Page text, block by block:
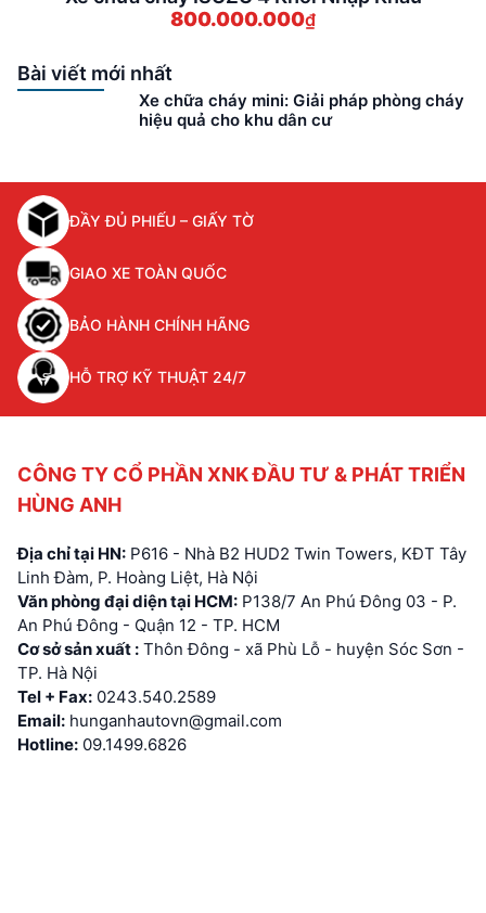
800.000.000₫
Bài viết mới nhất
Xe chữa cháy mini: Giải pháp phòng cháy
hiệu quả cho khu dân cư
ĐẦY ĐỦ PHIẾU – GIẤY TỜ
GIAO XE TOÀN QUỐC
BẢO HÀNH CHÍNH HÃNG
HỖ TRỢ KỸ THUẬT 24/7
CÔNG TY CỔ PHẦN XNK ĐẦU TƯ & PHÁT TRIỂN
HÙNG ANH
Địa chỉ tại HN: P616 - Nhà B2 HUD2 Twin Towers, KĐT Tây
Linh Đàm, P. Hoàng Liệt, Hà Nội
Văn phòng đại diện tại HCM: P138/7 An Phú Đông 03 - P.
An Phú Đông - Quận 12 - TP. HCM
Cơ sở sản xuất : Thôn Đông - xã Phù Lỗ - huyện Sóc Sơn -
TP. Hà Nội
Tel + Fax: 0243.540.2589
Email: hunganhautovn@gmail.com
Hotline: 09.1499.6826